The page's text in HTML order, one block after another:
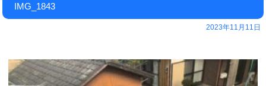
IMG_1843
2023年11月11日